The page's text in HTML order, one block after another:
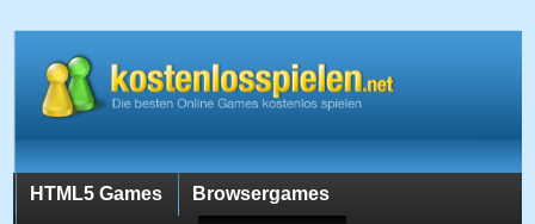
HTML5 Games Browsergames